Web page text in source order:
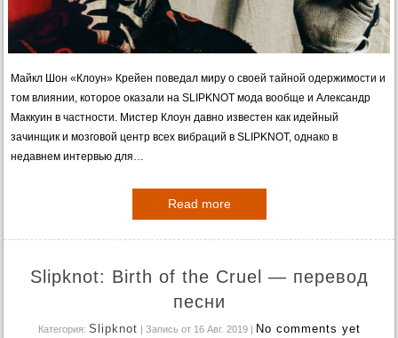
Майкл Шон «Клоун» Крейен поведал миру о своей тайной одержимости и
том влиянии, которое оказали на SLIPKNOT мода вообще и Александр
Маккуин в частности. Мистер Клоун давно известен как идейный
зачинщик и мозговой центр всех вибраций в SLIPKNOT, однако в
недавнем интервью для…
Read more
Slipknot: Birth of the Cruel — перевод
песни
Категория: Slipknot | Запись от 16 Авг. 2019 | No comments yet